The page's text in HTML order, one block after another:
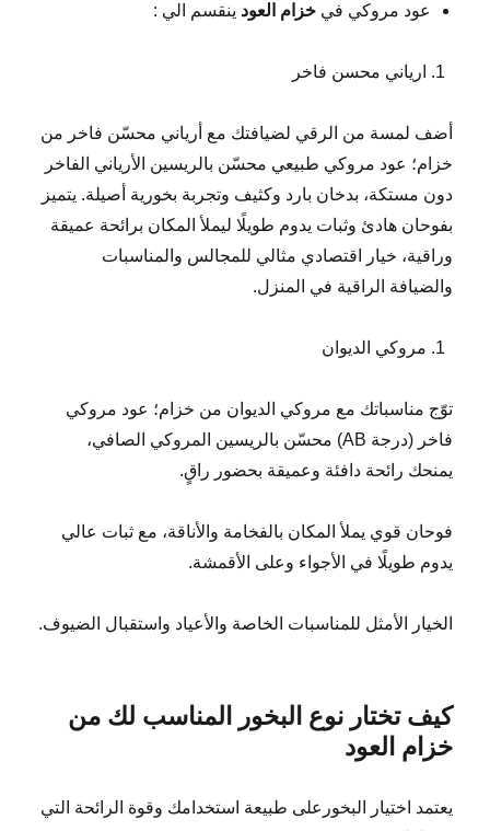
عود مروكي فيخزام العود ينقسم الي :
ارياني محسن فاخر
أضف لمسة من الرقي لضيافتك مع أرياني محسّن فاخر من
خزام؛ عود مروكي طبيعي محسّن بالريسين الأرياني الفاخر
دون مستكة، بدخان بارد وكثيف وتجربة بخورية أصيلة. يتميز
بفوحان هادئ وثبات يدوم طويلًا ليملأ المكان برائحة عميقة
وراقية، خيار اقتصادي مثالي للمجالس والمناسبات
والضيافة الراقية في المنزل.
مروكي الديوان
توّج مناسباتك مع مروكي الديوان من خزام؛ عود مروكي
فاخر (درجة AB) محسّن بالريسين المروكي الصافي،
يمنحك رائحة دافئة وعميقة بحضور راقٍ.
فوحان قوي يملأ المكان بالفخامة والأناقة، مع ثبات عالي
يدوم طويلًا في الأجواء وعلى الأقمشة.
الخيار الأمثل للمناسبات الخاصة والأعياد واستقبال الضيوف.
كيف تختار نوع البخور المناسب لك من
خزام العود
يعتمد اختيار البخورعلى طبيعة استخدامك وقوة الرائحة التي